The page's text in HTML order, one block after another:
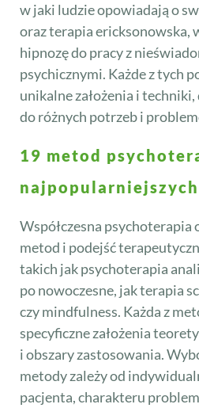
w jaki ludzie opowiadają o
oraz terapia ericksonowska,
hipnozę do pracy z
psychicznymi. Każde z tych
unikalne założenia i
do różnych potrzeb i
19 metod
Współczesna
metod i podejść
takich jak psychoterapia
po nowoczesne, jak terapia
czy mindfulness. Każda z
specyficzne założenia
i obszary zastosowania.
metody zależy od
pacjenta, charakteru